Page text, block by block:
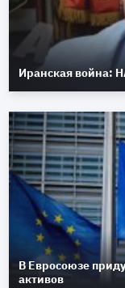
Иранская война:
В Евросоюзе
активов